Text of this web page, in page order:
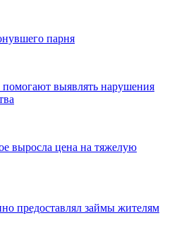
парня
выявлять нарушения
выросла цена на тяжелую
предоставлял займы жителям